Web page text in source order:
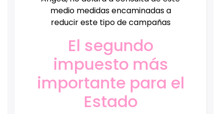
medio medidas encaminadas a
reducir este tipo de campañas
El segundo
impuesto más
importante para el
Estado